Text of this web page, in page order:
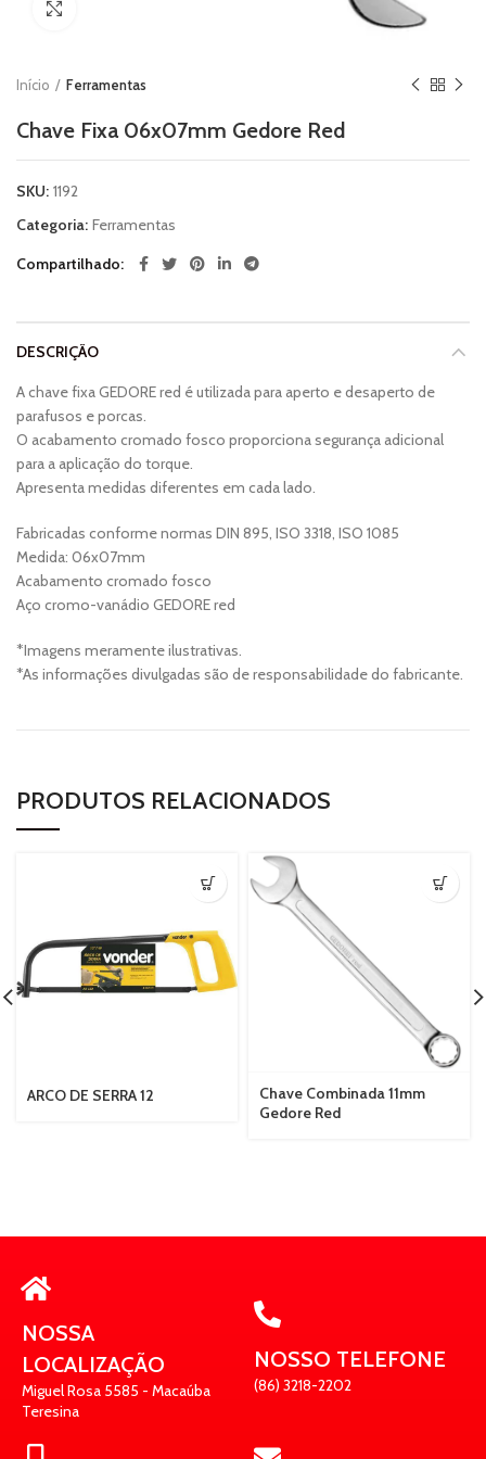
Início Ferramentas
Chave Fixa 06x07mm Gedore Red
SKU: 1192
Categoria: Ferramentas
Compartilhado
DESCRIÇÃO
A chave fixa GEDORE red é utilizada para aperto e desaperto de
parafusos e porcas.
O acabamento cromado fosco proporciona segurança adicional
para a aplicação do torque.
Apresenta medidas diferentes em cada lado.
Fabricadas conforme normas DIN 895, ISO 3318, ISO 1085
Medida: 06x07mm
Acabamento cromado fosco
Aço cromo-vanádio GEDORE red
*Imagens meramente ilustrativas.
*As informações divulgadas são de responsabilidade do fabricante.
PRODUTOS RELACIONADOS
ARCO DE SERRA 12
Chave Combinada 11mm
Gedore Red
NOSSA
LOCALIZAÇÃO
Miguel Rosa 5585 - Macaúba
Teresina
NOSSO TELEFONE
(86) 3218-2202